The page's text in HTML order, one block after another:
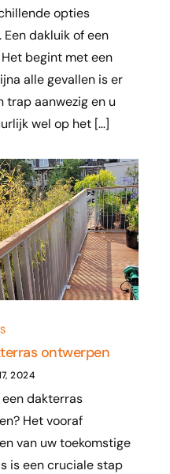
opties
Een dakluik of een
begint met een
alle gevallen is er
trap aanwezig en u
wel op het […]
ontwerpen
2024
dakterras
Het vooraf
van uw toekomstige
is een cruciale stap